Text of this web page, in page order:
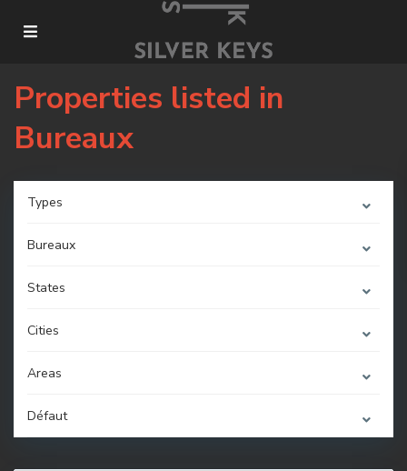
Properties listed in
Bureaux
Types
Bureaux
States
Cities
Areas
Défaut